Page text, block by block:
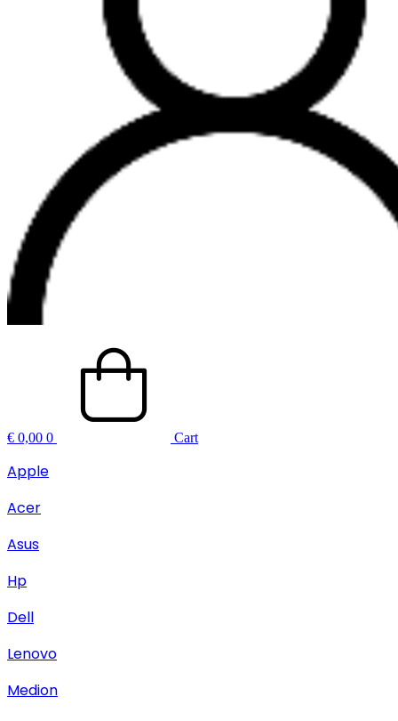
€ 0,00 0 Cart
Apple
Acer
Asus
Hp
Dell
Lenovo
Medion